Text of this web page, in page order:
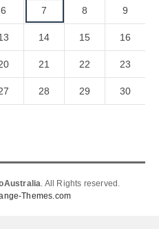
6 7 8 9
14 15 16
21 22 23
28 29 30
. All Rights reserved.
Themes.com